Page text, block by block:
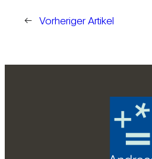
← Vorheriger Artikel